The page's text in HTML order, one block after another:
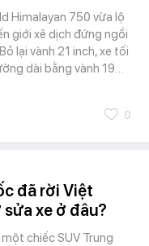
Himalayan 750 vừa lộ
giới xê dịch đứng ngồi
lại vành 21 inch, xe tối
dài bằng vành 19…
0
đã rời Việt
sửa xe ở đâu?
chiếc SUV Trung